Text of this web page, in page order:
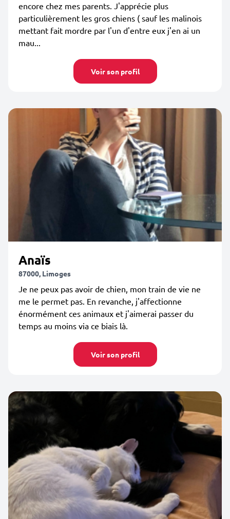
encore chez mes parents. J'apprécie plus
particulièrement les gros chiens ( sauf les malinois
mettant fait mordre par l'un d'entre eux j'en ai un
mau...
Voir son profil
Anaïs
87000, Limoges
Je ne peux pas avoir de chien, mon train de vie ne
me le permet pas. En revanche, j'affectionne
énormément ces animaux et j'aimerai passer du
temps au moins via ce biais là.
Voir son profil